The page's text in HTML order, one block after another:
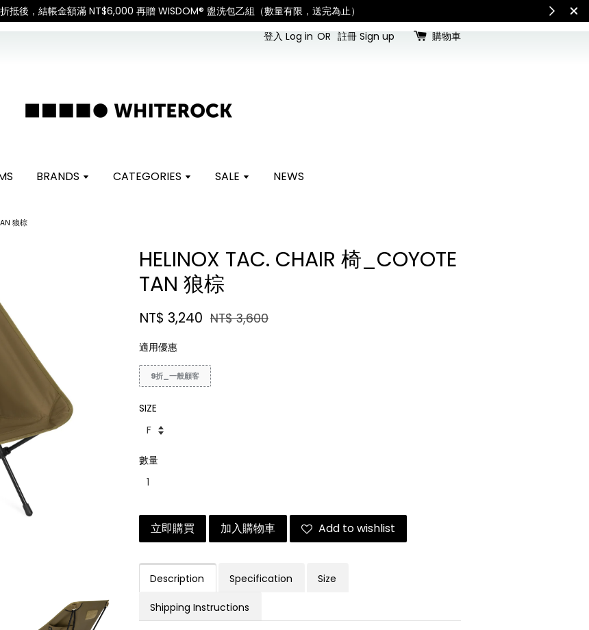
天災或其他不可抗力因素，出貨安排可能調整，敬請見諒 查看國內宅配最新公告
登入 Log in OR 註冊 Sign up 購物車
BRANDS CATEGORIES SALE NEWS
狼棕
HELINOX TAC. CHAIR 椅_COYOTE
TAN 狼棕
NT$ 3,240 NT$ 3,600
適用優惠
9折_一般顧客
SIZE
數量
立即購買 加入購物車 Add to wishlist
Description Specification Size
Shipping Instructions